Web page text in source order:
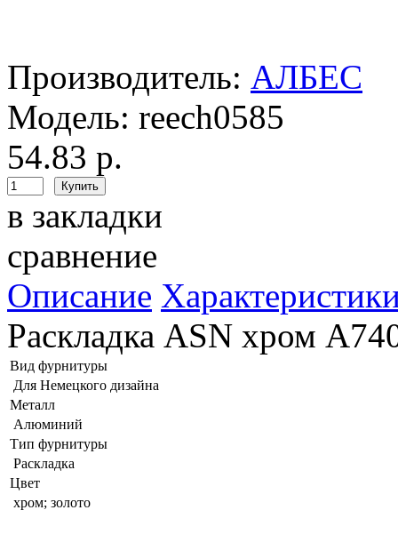
Производитель: АЛБЕС
Модель: reech0585
54.83 р.
в закладки
сравнение
Описание
Раскладка ASN хром
Вид фурнитуры
Для Немецкого дизайна
Металл
Алюминий
Тип фурнитуры
Раскладка
Цвет
хром; золото